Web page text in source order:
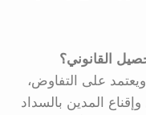
على التفاوض،
المدين بالسداد